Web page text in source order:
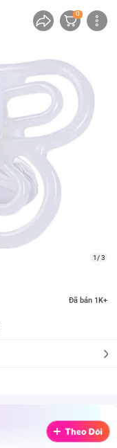
0
1/ 3
Đã bán 1K+